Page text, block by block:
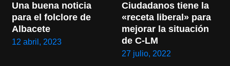
Una buena noticia
para el folclore de
Albacete
12 abril, 2023
Ciudadanos tiene la
«receta liberal» para
mejorar la situación
de C-LM
27 julio, 2022